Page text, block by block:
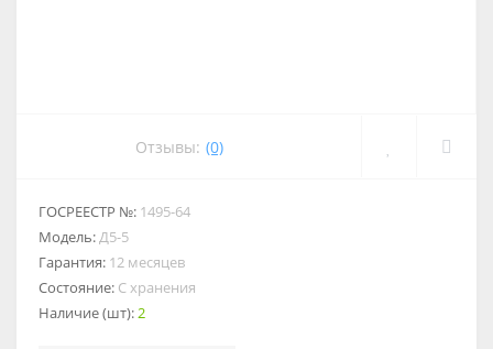
Отзывы: (0)
ГОСРЕЕСТР №: 1495-64
Модель:Д5-5
Гарантия: 12 месяцев
Состояние: С хранения
Наличие (шт):2